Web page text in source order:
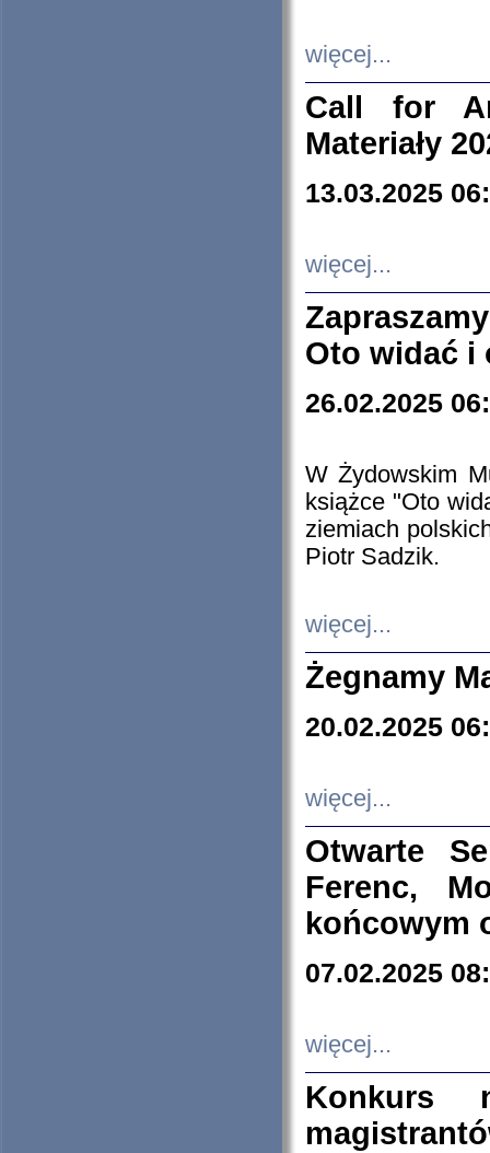
więcej...
Call for
Materiały
13.03.2025
więcej...
Oto widać i
26.02.2025
W Żydowskim
książce "Oto
ziemiach
Piotr Sadzik.
więcej...
Żegnamy
20.02.2025
więcej...
Otwarte
Ferenc,
końcowym
07.02.2025
więcej...
Konkurs